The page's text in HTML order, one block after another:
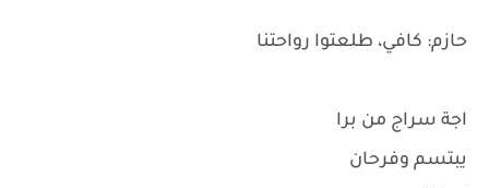
حازم: كافي، طلعتوا رواحتنا
اجة سراج من برا
يبتسم وفرحان